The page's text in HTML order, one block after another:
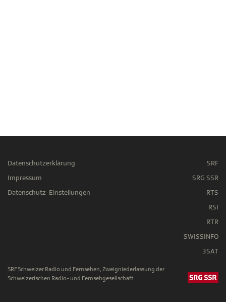
Datenschutzerklärung
Impressum
Datenschutz-Einstellungen
SRF
SRG SSR
RTS
RSI
RTR
SWISSINFO
3SAT
SRF Schweizer Radio und Fernsehen, Zweigniederlassung der
Schweizerischen Radio- und Fernsehgesellschaft